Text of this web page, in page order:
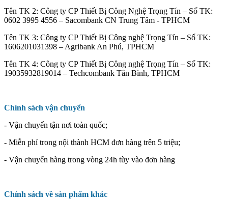
Tên TK 2: Công ty CP Thiết Bị Công Nghệ Trọng Tín – Số TK:
0602 3995 4556 – Sacombank CN Trung Tâm - TPHCM
Tên TK 3: Công ty CP Thiết Bị Công nghệ Trọng Tín – Số TK:
1606201031398 – Agribank An Phú, TPHCM
Tên TK 4: Công ty CP Thiết Bị Công nghệ Trọng Tín – Số TK:
19035932819014 – Techcombank Tân Bình, TPHCM
Chính sách vận chuyển
- Vận chuyển tận nơi toàn quốc;
- Miễn phí trong nội thành HCM đơn hàng trên 5 triệu;
- Vận chuyển hàng trong vòng 24h tùy vào đơn hàng
Chính sách về sản phẩm khác